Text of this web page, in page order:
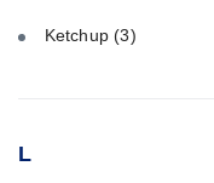
Ketchup(3)
L